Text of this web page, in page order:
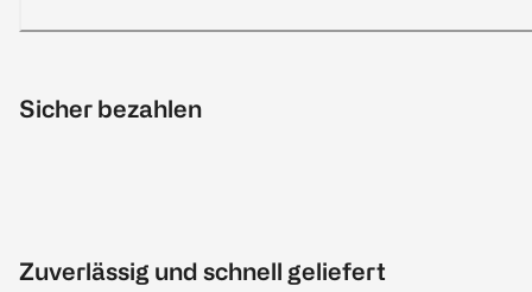
Sicher bezahlen
Zuverlässig und schnell geliefert